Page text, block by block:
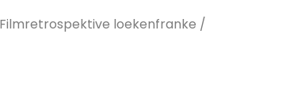
loekenfranke /